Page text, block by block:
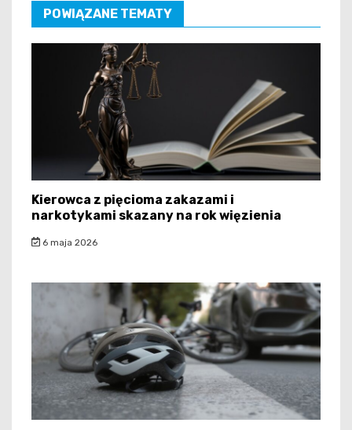
POWIĄZANE TEMATY
Kierowca z pięcioma zakazami i
narkotykami skazany na rok więzienia
6 maja 2026